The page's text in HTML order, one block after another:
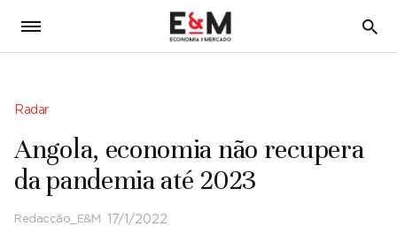
5
Radar
Angola, economia não recupera
da pandemia até 2023
Redacção_E&M 17/1/2022